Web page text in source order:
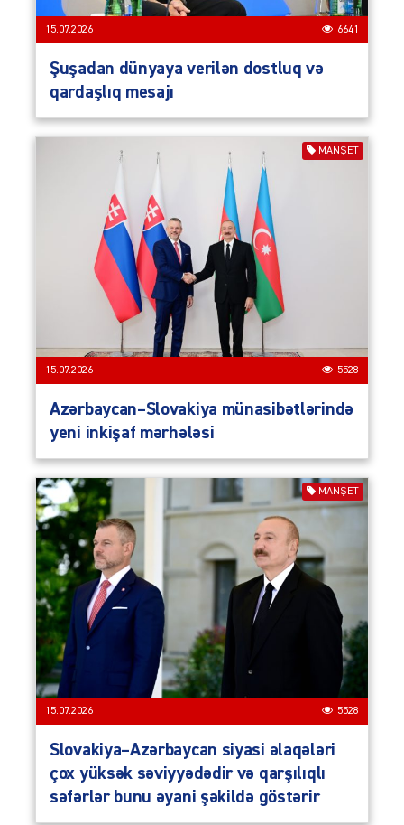
15.07.2026 6641
Şuşadan dünyaya verilən dostluq və
qardaşlıq mesajı
MANŞET
15.07.2026 5528
Azərbaycan–Slovakiya münasibətlərində
yeni inkişaf mərhələsi
MANŞET
15.07.2026 5528
Slovakiya–Azərbaycan siyasi əlaqələri
çox yüksək səviyyədədir və qarşılıqlı
səfərlər bunu əyani şəkildə göstərir